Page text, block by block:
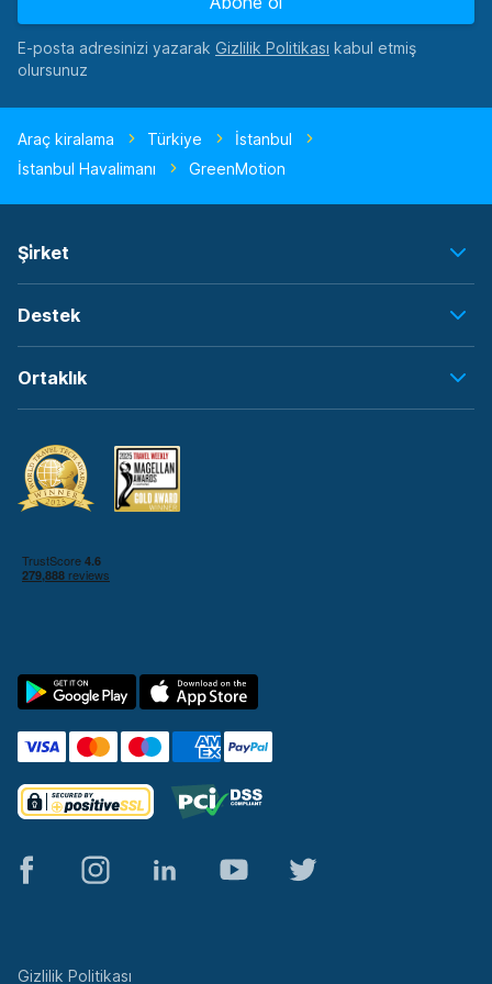
E-posta adresinizi yazarak
kabul etmiş
olursunuz
Araç kiralama Türkiye
İstanbul
İstanbul Havalimanı
GreenMotion
Şi̇rket
Destek
Ortaklık